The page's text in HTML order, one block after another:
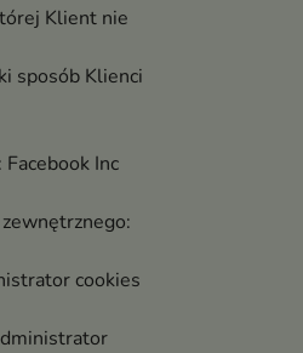
Klient nie
sposób Klienci
Inc
cookies